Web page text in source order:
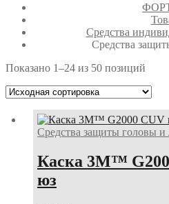
Средства
Средства
Показано 1–24 из 50 позиций
Средства защиты головы и
Каска 3М™
юз